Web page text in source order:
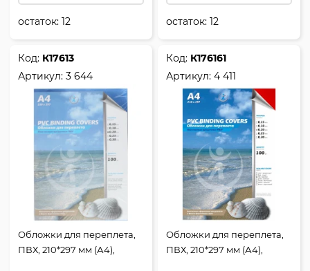
остаток:12 остаток:12
Код: К17613
Артикул:3 644
Обложки для переплета,
ПВХ, 210*297 мм (А4),
Код: К176161
Артикул:4 411
Обложки для переплета,
ПВХ, 210*297 мм (А4),